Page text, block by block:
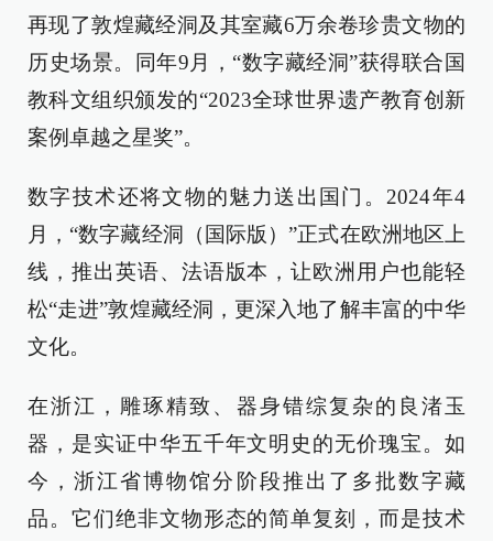
再现了敦煌藏经洞及其室藏6万余卷珍贵文物的
历史场景。同年9月，“数字藏经洞”获得联合国
教科文组织颁发的“2023全球世界遗产教育创新
案例卓越之星奖”。
数字技术还将文物的魅力送出国门。2024年4
月，“数字藏经洞（国际版）”正式在欧洲地区上
线，推出英语、法语版本，让欧洲用户也能轻
松“走进”敦煌藏经洞，更深入地了解丰富的中华
文化。
在浙江，雕琢精致、器身错综复杂的良渚玉
器，是实证中华五千年文明史的无价瑰宝。如
今，浙江省博物馆分阶段推出了多批数字藏
品。它们绝非文物形态的简单复刻，而是技术